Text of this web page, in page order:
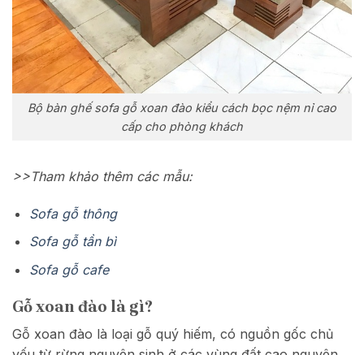
Bộ bàn ghế sofa gỗ xoan đào kiểu cách bọc nệm nỉ cao
cấp cho phòng khách
>>Tham khảo thêm các mẫu:
Sofa gỗ thông
Sofa gỗ tần bì
Sofa gỗ cafe
Gỗ xoan đào là gì?
Gỗ xoan đào là loại gỗ quý hiếm, có nguồn gốc chủ